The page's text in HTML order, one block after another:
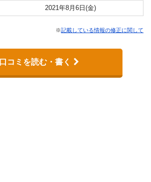
2021年8月6日(金)
※記載している情報の修正に関して
口コミを読む・書く